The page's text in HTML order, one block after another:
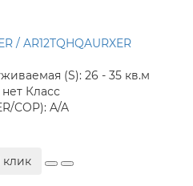
/ AR12TQHQAURXER
(S): 26 - 35 кв.м
нет Класс
COP): A/A
клик